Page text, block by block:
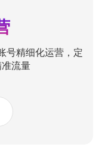
号精细化运营，定
流量